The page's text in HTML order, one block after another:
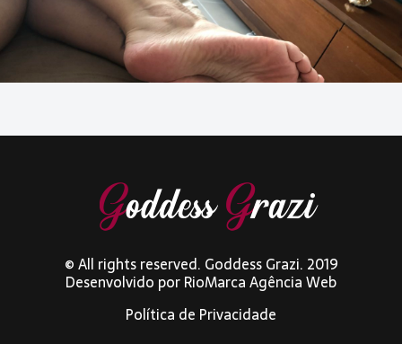
© All rights reserved. Goddess Grazi. 2019
Desenvolvido porRioMarca Agência Web
Política de Privacidade